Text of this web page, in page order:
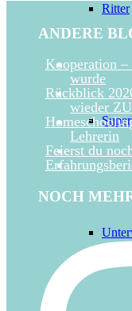
Ritter
ANDERE
Kooperation –
wurde
Rückblick
wieder
Lehrerin
Feierst du
NOCH